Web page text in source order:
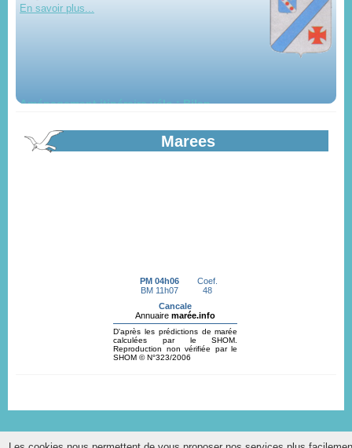
Bilan de la mise à disposition du public du projet
En savoir plus...
Recensement citoyen
Marees